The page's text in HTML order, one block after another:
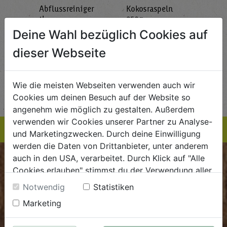
STK
Abflussreiniger
1L
AlmaWin
€ 5,99 / STK
EINKAUFSLISTE
Kokosraspeln
250g
Rapunzel Naturkost
EINKAUFSLISTE
BIOKISTE
Kundenservice
Mo - Do: 8.00 - 16.00 Uhr
Deine Wahl bezüglich Cookies auf
dieser Webseite
Wie die meisten Webseiten verwenden auch wir
Cookies um deinen Besuch auf der Website so
angenehm wie möglich zu gestalten. Außerdem
verwenden wir Cookies unserer Partner zu Analyse-
und Marketingzwecken. Durch deine Einwilligung
werden die Daten von Drittanbieter, unter anderem
auch in den USA, verarbeitet. Durch Klick auf "Alle
Cookies erlauben" stimmst du der Verwendung aller
Cookies zu. Unter "Details anzeigen" findest du alle
Infos zu den unterschiedlichen Cookies, du kannst
auch entscheiden, welche Cookies du erlauben
möchtest.
Notwendig
Statistiken
Marketing